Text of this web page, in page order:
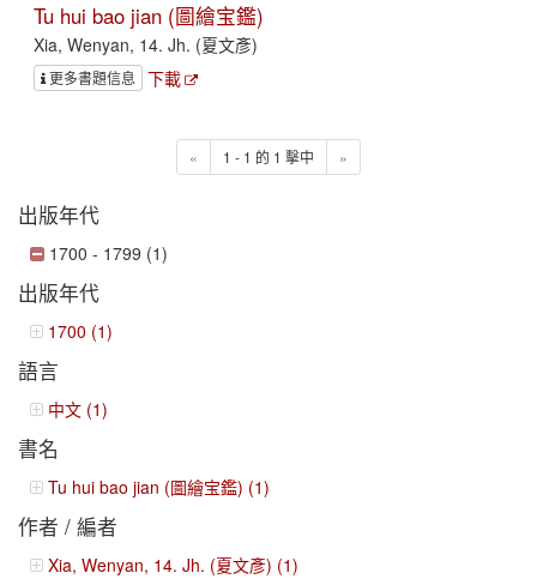
Tu hui bao jian (圖繪宝鑑)
Xia, Wenyan, 14. Jh. (夏文彥)
更多書題信息 下載
« 1 - 1 的 1 擊中 »
出版年代
1700 - 1799 (1)
出版年代
1700 (1)
語言
中文 (1)
書名
Tu hui bao jian (圖繪宝鑑) (1)
作者 / 編者
Xia, Wenyan, 14. Jh. (夏文彥) (1)